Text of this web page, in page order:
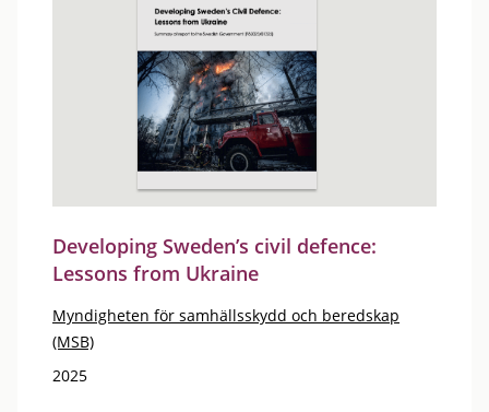
Developing Sweden’s civil defence:
Lessons from Ukraine
Myndigheten för samhällsskydd och beredskap
(MSB)
2025